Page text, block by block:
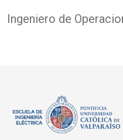
Ingeniero de